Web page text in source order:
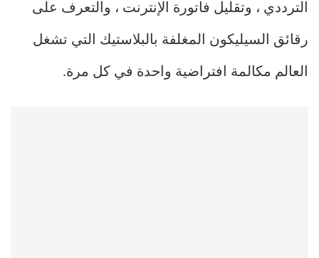
الترددي ، وتقليل فاتورة الإنترنت ، والتعرف على
رقائق السيليكون المغلفة بالبلاستيك التي تشغل
العالم مكالمة افتراضية واحدة في كل مرة.